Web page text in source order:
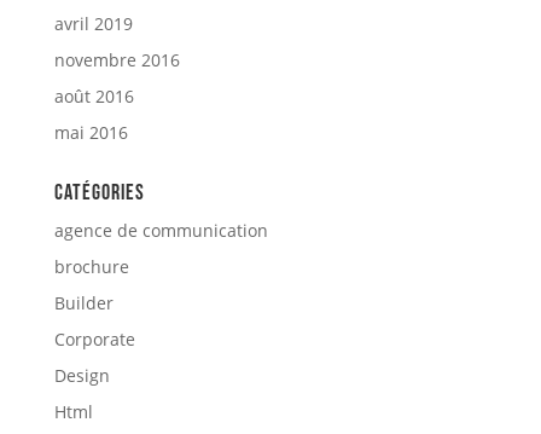
avril 2019
novembre 2016
août 2016
mai 2016
Catégories
agence de communication
brochure
Builder
Corporate
Design
Html